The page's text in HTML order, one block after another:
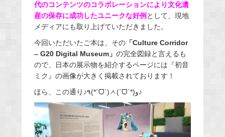
代のコンテンツのコラボレーションにより文化遺
産の保存に成功したユニークな好例 として、現地
メディアにも取り上げていただきました。
今回いただいたご本は、その「Culture Corridor
– G20 Digital Museum」 の完全図録と言えるも
ので、日本の展示物を紹介するページには『初音
ミク』の画像が大きく掲載されております！
ほら、この通り♪٩(*´ᗜ`)ㅅ(ˊᗜˋ*) و♪